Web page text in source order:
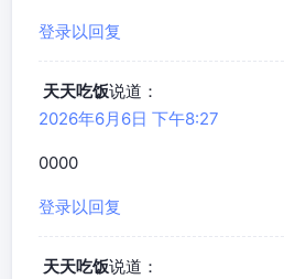
登录以回复
天天吃饭说道：
2026年6月6日 下午8:27
0000
登录以回复
天天吃饭说道：